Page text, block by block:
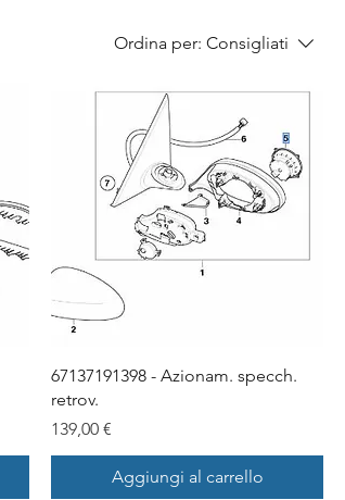
Ordina per: Consigliati
67137191398 - Azionam. specch.
retrov.
Prezzo
139,00 €
Aggiungi al carrello